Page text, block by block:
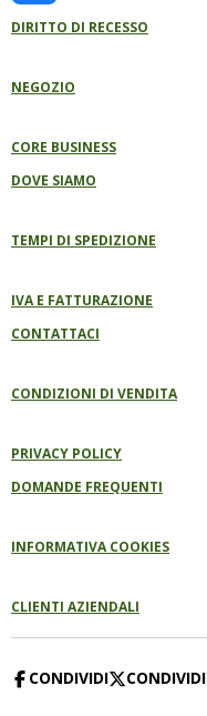
O
O
P
R
A
C
O
K
DIRITTO DI RECESSO
NEGOZIO
CORE BUSINESS
DOVE SIAMO
TEMPI DI SPEDIZIONE
IVA E FATTURAZIONE
CONTATTACI
CONDIZIONI DI VENDITA
PRIVACY POLICY
DOMANDE FREQUENTI
INFORMATIVA COOKIES
CLIENTI AZIENDALI
CONDIVIDI CONDIVIDI